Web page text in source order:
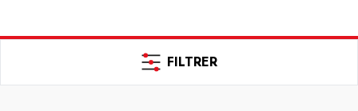
FILTRER